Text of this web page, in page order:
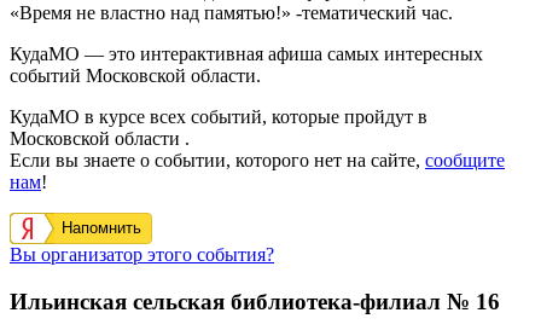
«Время не властно над памятью!» -тематический час.
КудаМО — это интерактивная афиша самых интересных
событий Московской области.
КудаМО в курсе всех событий, которые пройдут в
Московской области .
Если вы знаете о событии, которого нет на сайте, сообщите
нам!
Напомнить
Вы организатор этого события?
Ильинская сельская библиотека-филиал № 16